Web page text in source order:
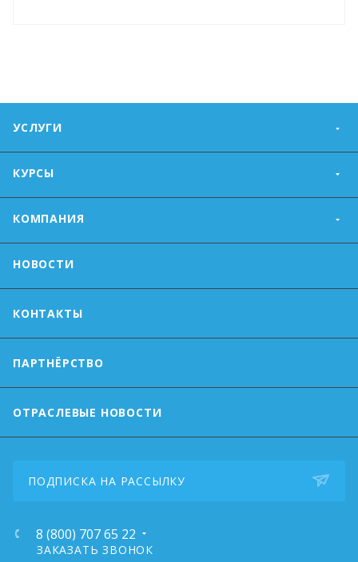
УСЛУГИ
КУРСЫ
КОМПАНИЯ
НОВОСТИ
КОНТАКТЫ
ПАРТНЁРСТВО
ОТРАСЛЕВЫЕ НОВОСТИ
ПОДПИСКА НА РАССЫЛКУ
8 (800) 707 65 22
ЗАКАЗАТЬ ЗВОНОК